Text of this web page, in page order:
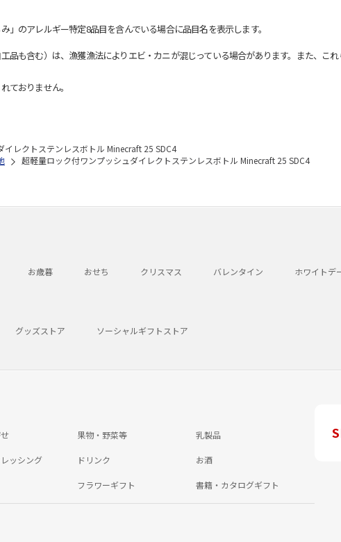
のアレルギー特定8品目を含んでいる場合に品目名を表示します。
も含む）は、漁獲漁法によりエビ・カニが混じっている場合があります。また、こ
ておりません。
レクトステンレスボトル Minecraft 25 SDC4
超軽量ロック付ワンプッシュダイレクトステンレスボトル Minecraft 25 SDC4
お歳暮 おせち クリスマス バレンタイン ホワイトデ
グッズストア ソーシャルギフトストア
果物・野菜等 乳製品
ッシング ドリンク お酒
フラワーギフト 書籍・カタログギフト